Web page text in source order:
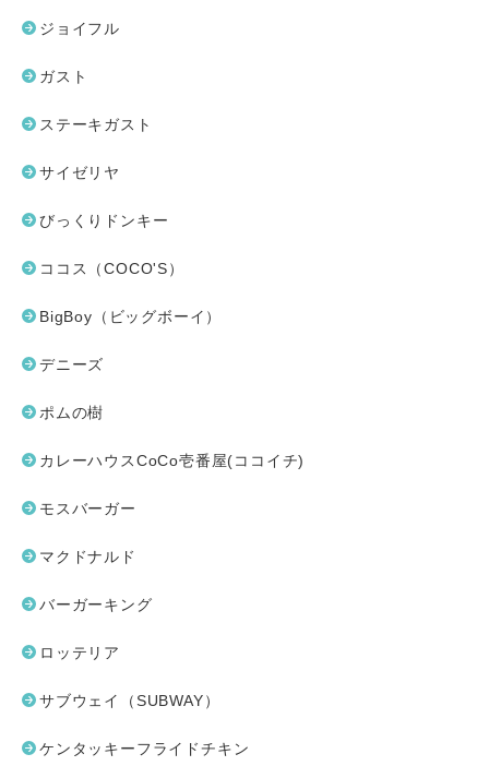
ジョイフル
ガスト
ステーキガスト
サイゼリヤ
びっくりドンキー
ココス（COCO'S）
BigBoy（ビッグボーイ）
デニーズ
ポムの樹
カレーハウスCoCo壱番屋(ココイチ)
モスバーガー
マクドナルド
バーガーキング
ロッテリア
サブウェイ（SUBWAY）
ケンタッキーフライドチキン